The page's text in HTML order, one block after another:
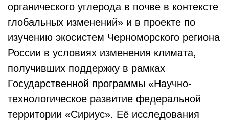
органического углерода в почве в контексте
глобальных изменений» и в проекте по
изучению экосистем Черноморского региона
России в условиях изменения климата,
получивших поддержку в рамках
Государственной программы «Научно-
технологическое развитие федеральной
территории «Сириус». Её исследования